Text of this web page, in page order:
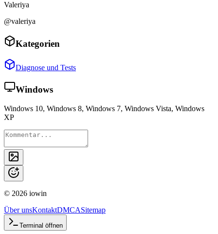
Valeriya
@valeriya
Kategorien
Diagnose und Tests
Windows
Windows 10, Windows 8, Windows 7, Windows Vista, Windows
XP
© 2026 iowin
Über unsKontaktDMCASitemap
Terminal öffnen